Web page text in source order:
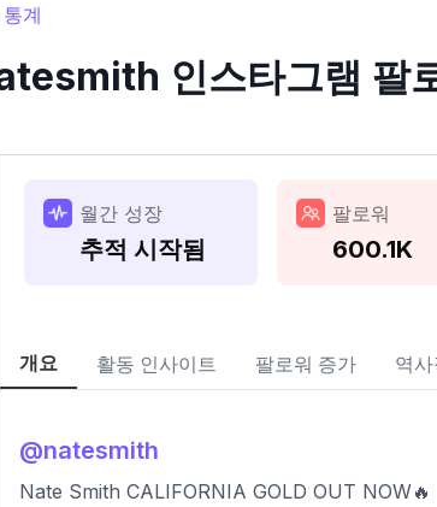
계
인스타그램 팔
월간 성장
추적 시작됨
팔로워
600.1K
개요 활동 인사이트 팔로워 증가 역
@natesmith
Nate Smith CALIFORNIA GOLD OUT NOW🔥